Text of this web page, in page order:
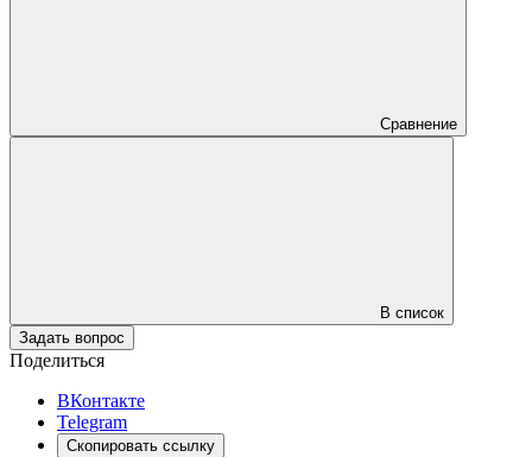
Сравнение
В список
Задать вопрос
Поделиться
ВКонтакте
Telegram
Скопировать ссылку